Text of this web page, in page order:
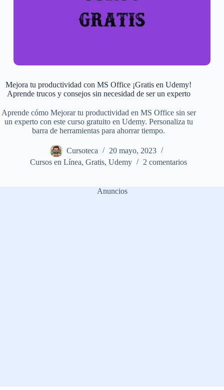
Mejora tu productividad con MS Office ¡Gratis en Udemy!
Aprende trucos y consejos sin necesidad de ser un experto
Aprende cómo Mejorar tu productividad en MS Office sin ser
un experto con este curso gratuito en Udemy. Personaliza tu
barra de herramientas para ahorrar tiempo.
Cursoteca
20 mayo, 2023
Cursos en Línea,Gratis,Udemy 2 comentarios
Anuncios